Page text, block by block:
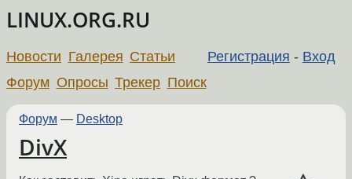
LINUX.ORG.RU
Регистрация - Вход
Новости Галерея Статьи
Форум Опросы Трекер Поиск
Форум — Desktop
DivX